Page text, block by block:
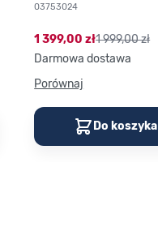
03753024
1 399,00 zł1 999,00 zł
Darmowa dostawa
Porównaj
Do koszyka